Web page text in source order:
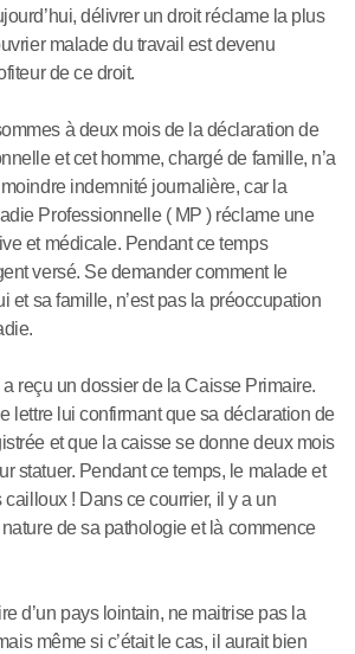
délivrer un droit réclame la plus
malade du travail est devenu
de ce droit.
à deux mois de la déclaration de
et cet homme, chargé de famille, n’a
indemnité journalière, car la
Professionnelle ( MP ) réclame une
et médicale. Pendant ce temps
versé. Se demander comment le
et sa famille, n’est pas la préoccupation
reçu un dossier de la Caisse Primaire.
lettre lui confirmant que sa déclaration de
et que la caisse se donne deux mois
statuer. Pendant ce temps, le malade et
! Dans ce courrier, il y a un
de sa pathologie et là commence
d’un pays lointain, ne maitrise pas la
même si c’était le cas, il aurait bien